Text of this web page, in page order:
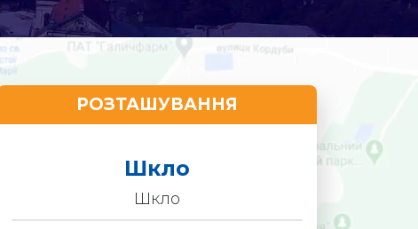
РОЗТАШУВАННЯ
Шкло
Шкло